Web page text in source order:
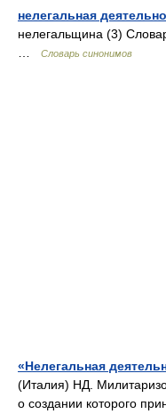
нелегальная
нелегальщина (3)
Словарь синонимов
«Нелегальная
(Италия) НД.
о создании которого